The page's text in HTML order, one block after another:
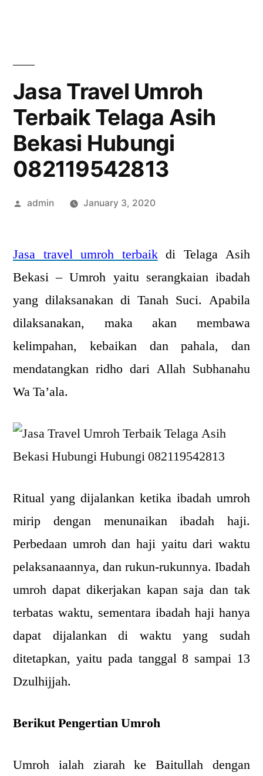
Jasa Travel Umroh
Terbaik Telaga Asih
Bekasi Hubungi
082119542813
Posted
admin January 3, 2020
Jasa travel umroh terbaikdi Telaga Asih
Bekasi – Umroh yaitu serangkaian ibadah
yang dilaksanakan di Tanah Suci. Apabila
dilaksanakan, maka akan membawa
kelimpahan, kebaikan dan pahala, dan
mendatangkan ridho dari Allah Subhanahu
Wa Ta’ala.
Ritual yang dijalankan ketika ibadah umroh
mirip dengan menunaikan ibadah haji.
Perbedaan umroh dan haji yaitu dari waktu
pelaksanaannya, dan rukun-rukunnya. Ibadah
umroh dapat dikerjakan kapan saja dan tak
terbatas waktu, sementara ibadah haji hanya
dapat dijalankan di waktu yang sudah
ditetapkan, yaitu pada tanggal 8 sampai 13
Dzulhijjah.
Berikut Pengertian Umroh
Umroh ialah ziarah ke Baitullah dengan